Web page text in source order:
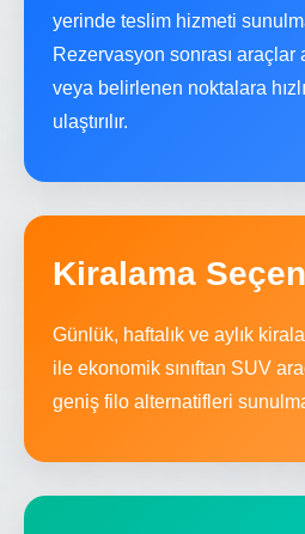
yerinde teslim hizmeti
Rezervasyon sonrası araçlar
veya belirlenen noktalara
ulaştırılır.
Kiralama
Günlük, haftalık ve aylık
ile ekonomik sınıftan SUV
geniş filo alternatifleri